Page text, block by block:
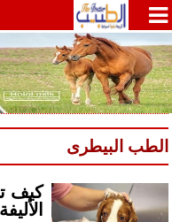
الطب البيطرى
كيف